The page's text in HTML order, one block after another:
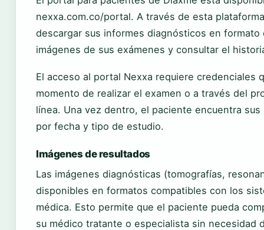
nexxa.com.co/portal. A través de esta
descargar sus informes diagnósticos en formato
imágenes de sus exámenes y consultar el
El acceso al portal Nexxa requiere credenciales
momento de realizar el examen o a través del
línea. Una vez dentro, el paciente encuentra
por fecha y tipo de estudio.
Imágenes de resultados
Las imágenes diagnósticas (tomografías,
disponibles en formatos compatibles con los
médica. Esto permite que el paciente pueda
su médico tratante o especialista sin necesidad